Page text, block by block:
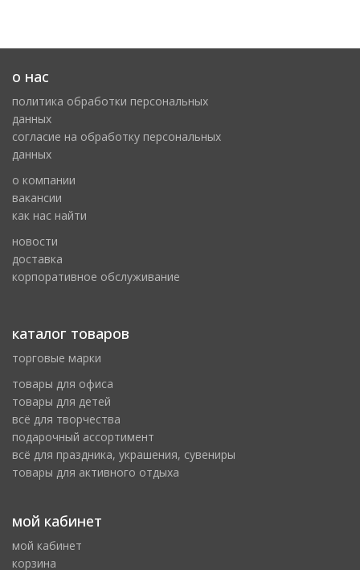
о нас
политика обработки персональных
данных
cогласие на обработку персональных
данных
о компании
вакансии
как нас найти
новости
доставка
корпоративное обслуживание
каталог товаров
торговые марки
товары для офиса
товары для детей
всё для творчества
подарочный ассортимент
всё для праздника, украшения, сувениры
товары для активного отдыха
мой кабинет
мой кабинет
корзина